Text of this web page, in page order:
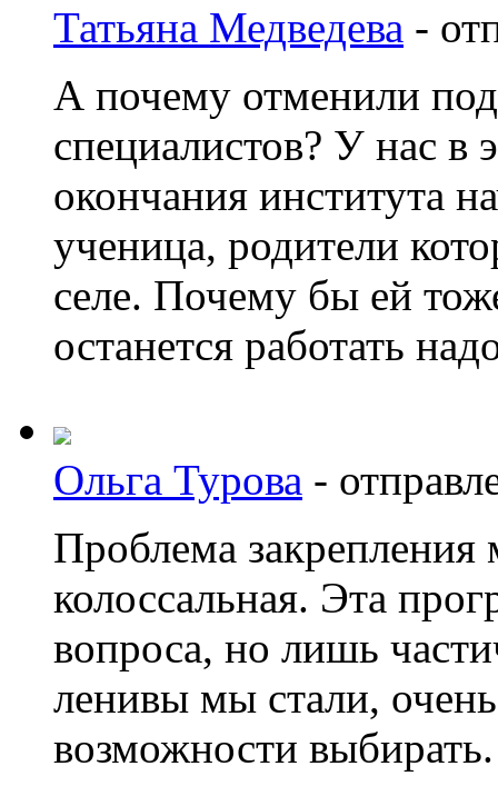
Татьяна Медведева -
А почему отменили
специалистов? У нас в
окончания института
ученица, родители
селе. Почему бы ей
останется работать
Ольга Турова -
Проблема закрепления
колоссальная. Эта
вопроса, но лишь
ленивы мы стали,
возможности выбирать.